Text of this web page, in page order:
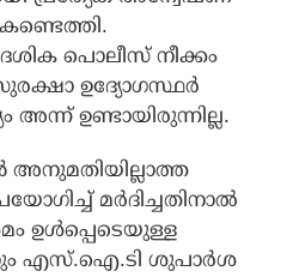
പൊലീസ് നീക്കം
ഉദ്യോഗസ്ഥര്‍
ഉണ്ടായിരുന്നില്ല.
അനുമതിയില്ലാത്ത
മര്‍ദിച്ചതിനാല്‍
ഉള്‍പ്പെടെയുള്ള
എസ്.ഐ.ടി ശുപാര്‍ശ